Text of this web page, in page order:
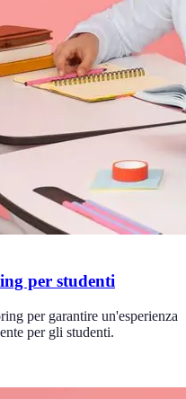
per studenti
per garantire un'esperienza
per gli studenti.